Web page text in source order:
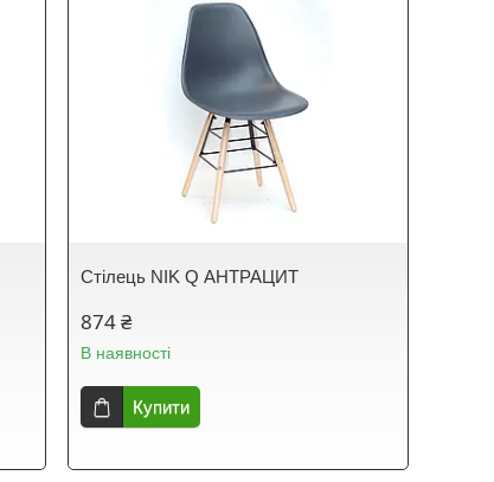
Стілець NIK Q АНТРАЦИТ
874 ₴
В наявності
Купити